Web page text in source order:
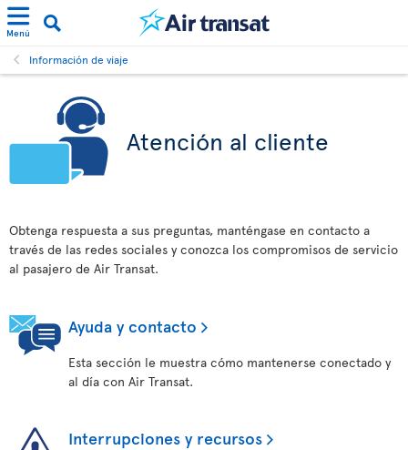
Menú
Información de viaje
Atención al cliente
Obtenga respuesta a sus preguntas, manténgase en contacto a
través de las redes sociales y conozca los compromisos de servicio
al pasajero de Air Transat.
Ayuda y contacto
Esta sección le muestra cómo mantenerse conectado y
al día con Air Transat.
Interrupciones y recursos